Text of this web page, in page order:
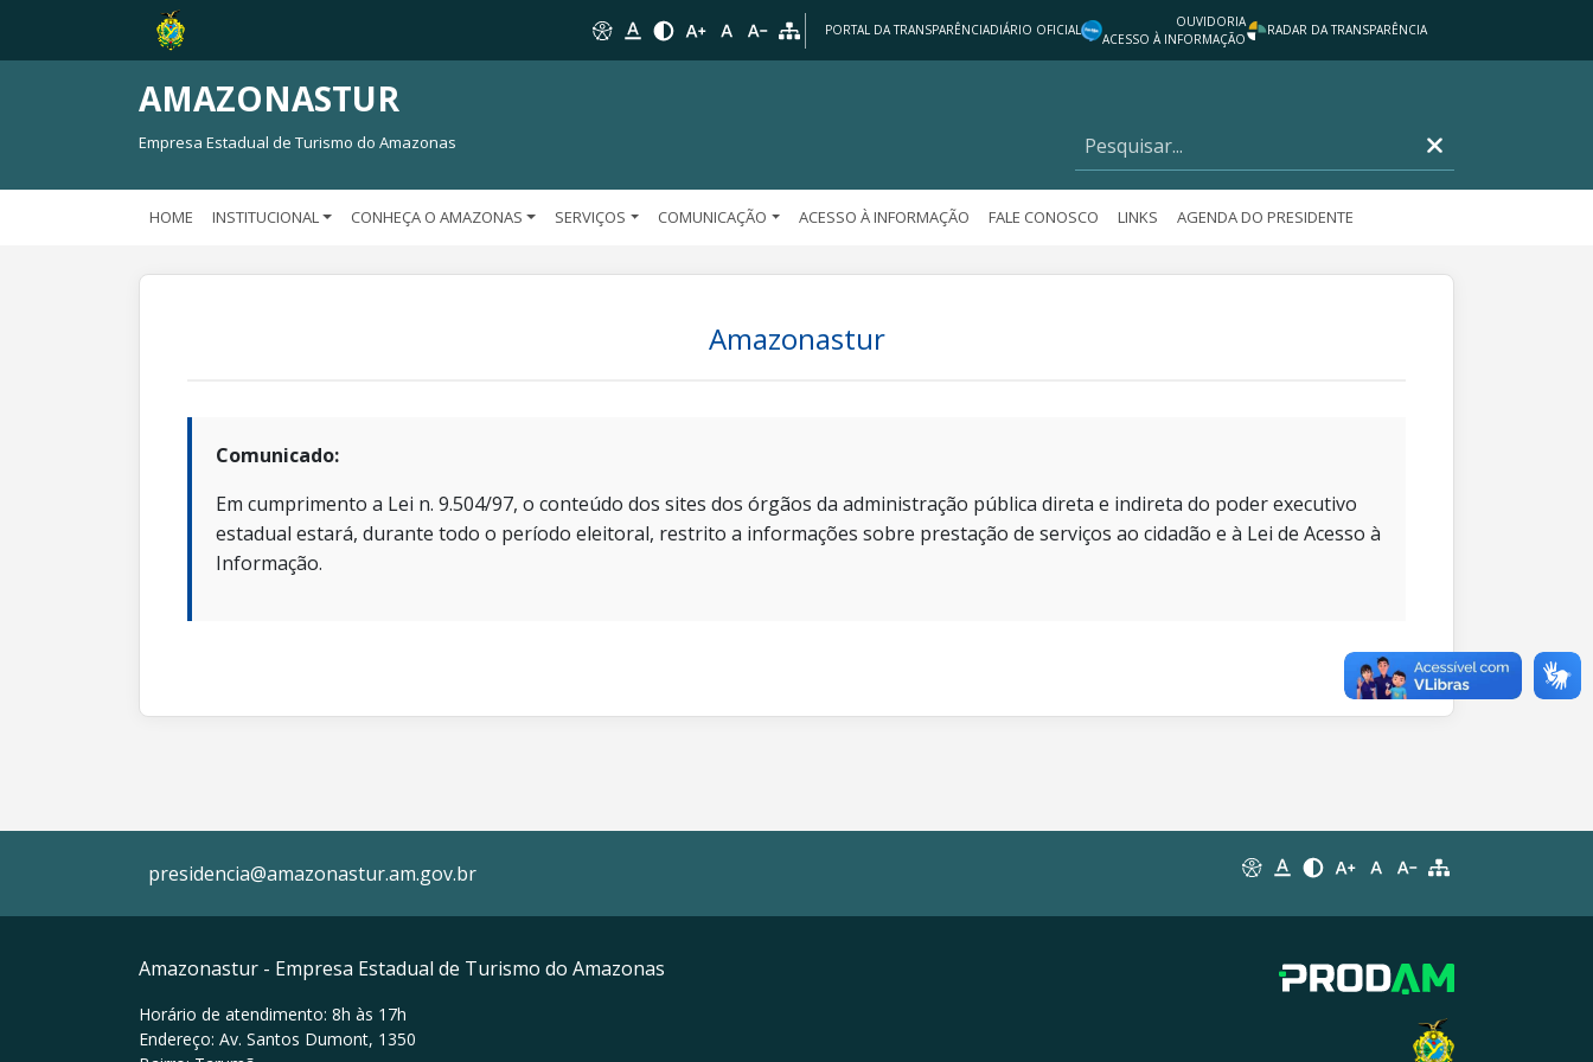
PORTAL DA TRANSPARÊNCIADIÁRIO OFICIAL
OUVIDORIA
ACESSO À INFORMAÇÃO
RADAR DA TRANSPARÊNCIA
AMAZONASTUR
Empresa Estadual de Turismo do Amazonas
HOME INSTITUCIONAL CONHEÇA O AMAZONAS SERVIÇOS COMUNICAÇÃO ACESSO À INFORMAÇÃO FALE CONOSCO LINKS AGENDA DO PRESIDENTE
Amazonastur
Comunicado:
Em cumprimento a Lei n. 9.504/97, o conteúdo dos sites dos órgãos da administração pública direta e indireta do poder executivo
estadual estará, durante todo o período eleitoral, restrito a informações sobre prestação de serviços ao cidadão e à Lei de Acesso à
Informação.
presidencia@amazonastur.am.gov.br
Amazonastur - Empresa Estadual de Turismo do Amazonas
Horário de atendimento: 8h às 17h
Endereço: Av. Santos Dumont, 1350